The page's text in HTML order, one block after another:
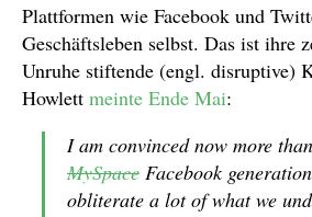
Plattformen wie Facebook und
Geschäftsleben selbst. Das ist ihre
Unruhe stiftende (engl. disruptive)
Howlett meinte Ende Mai:
I am convinced now more
MySpace Facebook
obliterate a lot of what we